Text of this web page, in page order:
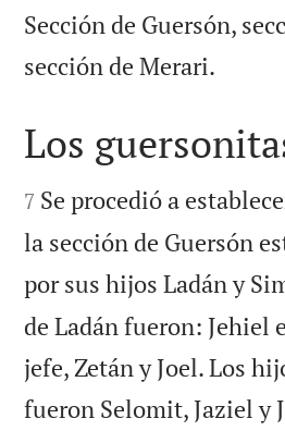
Sección de Guersón,
sección de Merari.

Los

7 Se procedió a
la sección de Guersón
por sus hijos Ladán y
de Ladán fueron: Jehiel
jefe, Zetán y Joel. Los
fueron Selomit, Jaziel y